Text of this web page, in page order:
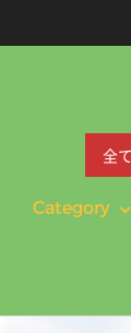
全
Category